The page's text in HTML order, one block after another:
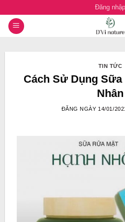
đến
nội
Đăng nhập
TIN TỨC
Cách Sử Dụng Sữa
Nhân
ĐĂNG NGÀY 14/01/